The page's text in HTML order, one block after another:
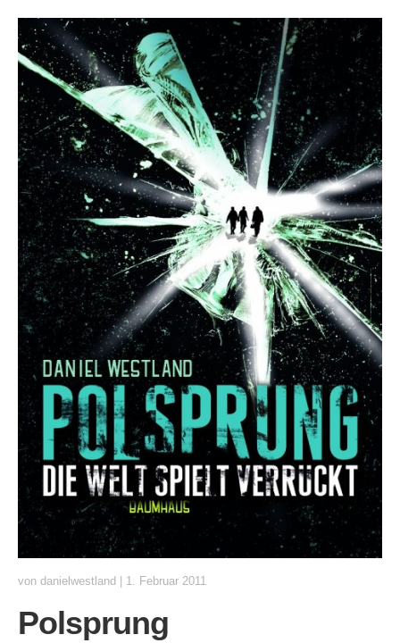
von danielwestland 1. Februar 2011
Polsprung